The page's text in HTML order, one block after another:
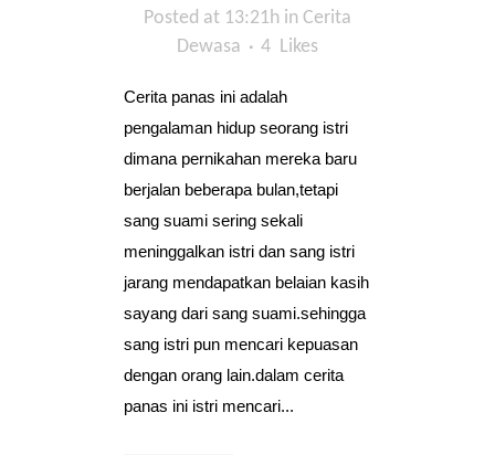
Posted at 13:21h in Cerita
Dewasa
4 Likes
Cerita panas ini adalah
pengalaman hidup seorang istri
dimana pernikahan mereka baru
berjalan beberapa bulan,tetapi
sang suami sering sekali
meninggalkan istri dan sang istri
jarang mendapatkan belaian kasih
sayang dari sang suami.sehingga
sang istri pun mencari kepuasan
dengan orang lain.dalam cerita
panas ini istri mencari...